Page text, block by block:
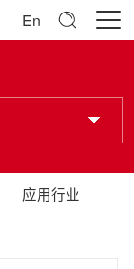
En
应用行业